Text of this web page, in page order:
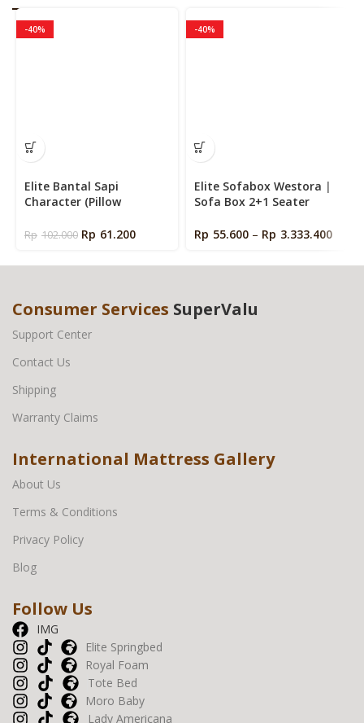
-40%
Elite Bantal Sapi
Character (Pillow
Rp 102.000 Rp 61.200
-40%
Elite Sofabox Westora |
Sofa Box 2+1 Seater
Rp 55.600– Rp 3.333.400
Consumer Services SuperValu
Support Center
Contact Us
Shipping
Warranty Claims
International Mattress Gallery
About Us
Terms & Conditions
Privacy Policy
Blog
Follow Us
IMG
Elite Springbed
Royal Foam
Tote Bed
Moro Baby
Lady Americana